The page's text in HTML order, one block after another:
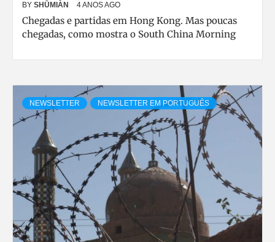
BY SHŪMIÀN 4 ANOS AGO
Chegadas e partidas em Hong Kong. Mas poucas
chegadas, como mostra o South China Morning
NEWSLETTER NEWSLETTER EM PORTUGUÊS